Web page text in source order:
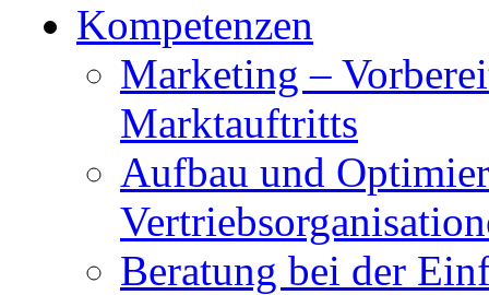
Kompetenzen
Marketing –
Marktauftritts
Aufbau und
Beratung bei der